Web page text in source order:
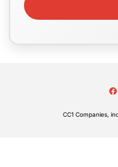
CC1 Companies,